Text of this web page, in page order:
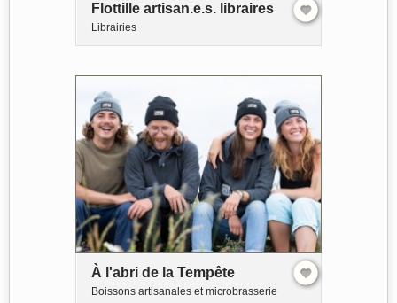
Flottille artisan.e.s. libraires
Librairies
À l'abri de la Tempête
Boissons artisanales et microbrasserie